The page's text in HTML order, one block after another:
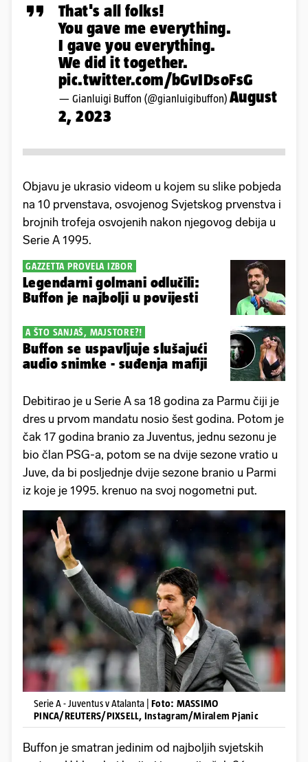
That's all folks!
You gave me everything.
I gave you everything.
We did it together.
pic.twitter.com/bGvIDsoFsG
— Gianluigi Buffon (@gianluigibuffon) August
2, 2023
Objavu je ukrasio videom u kojem su slike pobjeda
na 10 prvenstava, osvojenog Svjetskog prvenstva i
brojnih trofeja osvojenih nakon njegovog debija u
Serie A 1995.
GAZZETTA PROVELA IZBOR
Legendarni golmani odlučili:
Buffon je najbolji u povijesti
A ŠTO SANJAŠ, MAJSTORE?!
Buffon se uspavljuje slušajući
audio snimke - suđenja mafiji
Debitirao je u Serie A sa 18 godina za Parmu čiji je
dres u prvom mandatu nosio šest godina. Potom je
čak 17 godina branio za Juventus, jednu sezonu je
bio član PSG-a, potom se na dvije sezone vratio u
Juve, da bi posljednje dvije sezone branio u Parmi
iz koje je 1995. krenuo na svoj nogometni put.
Serie A - Juventus v Atalanta | Foto: MASSIMO
PINCA/REUTERS/PIXSELL, Instagram/Miralem Pjanic
Buffon je smatran jedinim od najboljih svjetskih